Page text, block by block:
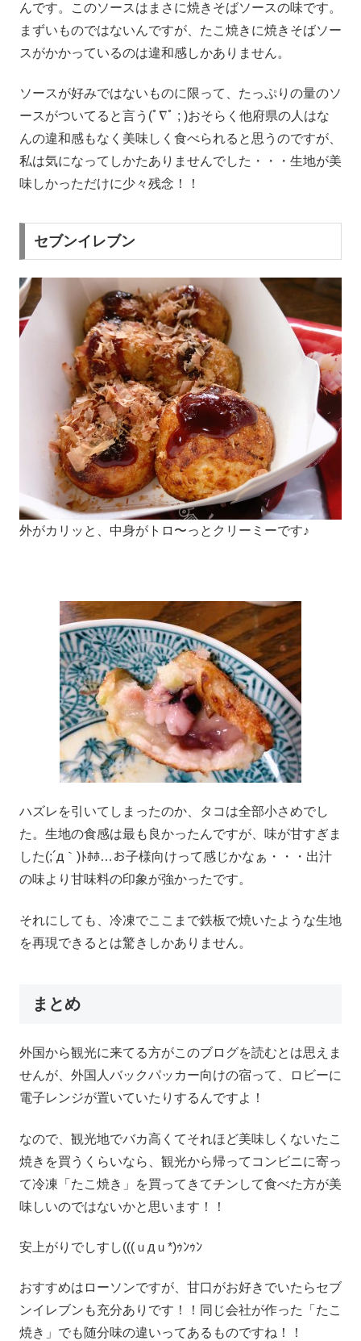
んです。このソースはまさに焼きそばソースの味です。
まずいものではないんですが、たこ焼きに焼きそばソー
スがかかっているのは違和感しかありません。
ソースが好みではないものに限って、たっぷりの量のソ
ースがついてると言う(ﾟ∇ﾟ ; )おそらく他府県の人はな
んの違和感もなく美味しく食べられると思うのですが、
私は気になってしかたありませんでした・・・生地が美
味しかっただけに少々残念！！
セブンイレブン
外がカリッと、中身がトロ〜っとクリーミーです♪
ハズレを引いてしまったのか、タコは全部小さめでし
た。生地の食感は最も良かったんですが、味が甘すぎま
した(;´д｀)ﾄﾎﾎ…お子様向けって感じかなぁ・・・出汁
の味より甘味料の印象が強かったです。
それにしても、冷凍でここまで鉄板で焼いたような生地
を再現できるとは驚きしかありません。
まとめ
外国から観光に来てる方がこのブログを読むとは思えま
せんが、外国人バックパッカー向けの宿って、ロビーに
電子レンジが置いていたりするんですよ！
なので、観光地でバカ高くてそれほど美味しくないたこ
焼きを買うくらいなら、観光から帰ってコンビニに寄っ
て冷凍「たこ焼き」を買ってきてチンして食べた方が美
味しいのではないかと思います！！
安上がりでしすし(((ｕдｕ*)ｩﾝｩﾝ
おすすめはローソンですが、甘口がお好きでいたらセブ
ンイレブンも充分ありです！！同じ会社が作った「たこ
焼き」でも随分味の違いってあるものですね！！